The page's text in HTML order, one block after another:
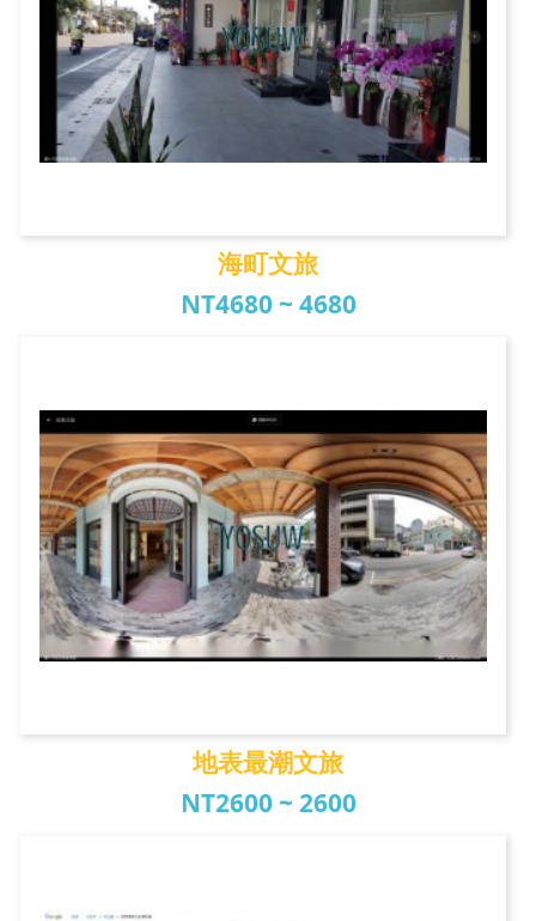
海町文旅
NT4680 ~ 4680
地表最潮文旅
NT2600 ~ 2600